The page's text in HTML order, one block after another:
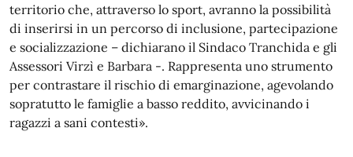
territorio che, attraverso lo sport, avranno la possibilità
di inserirsi in un percorso di inclusione, partecipazione
e socializzazione – dichiarano il Sindaco Tranchida e gli
Assessori Virzì e Barbara -. Rappresenta uno strumento
per contrastare il rischio di emarginazione, agevolando
sopratutto le famiglie a basso reddito, avvicinando i
ragazzi a sani contesti».